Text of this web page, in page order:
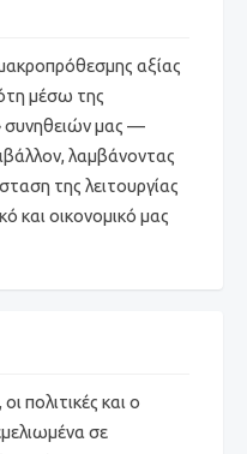
αξίας
μέσω της
μας —
λαμβάνοντας
της λειτουργίας
και οικονομικό μας
πολιτικές και ο
σε